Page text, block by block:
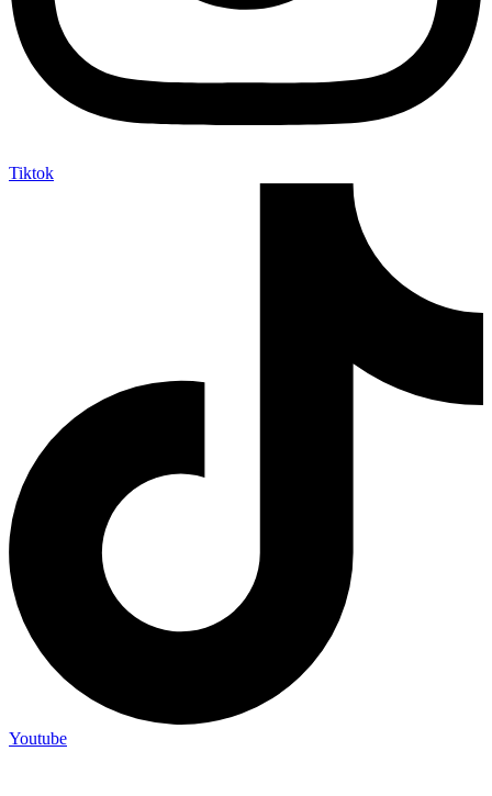
Tiktok
Youtube